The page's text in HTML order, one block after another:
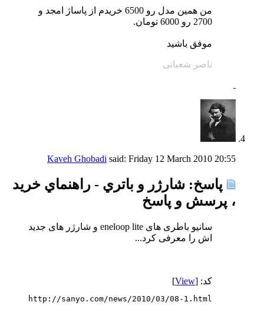
من همین مدل رو 6500 خریدم از پاساژ امجد و
2700 رو 6000 تومان.
موفق باشید
ناصر شعبانی
Kaveh Ghobadi said: Friday 12 March 2010 20:55
پاسخ: شارژر و باتري - راهنماي خريد
، پرسش و پاسخ
سانیو باطری های eneloop lite و شارژر های جدید
اش را معرفی کرد...
کد: [View
]
http://sanyo.com/news/2010/03/08-1.html